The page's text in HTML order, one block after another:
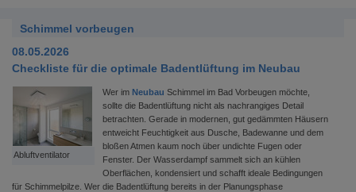
Schimmel vorbeugen
08.05.2026
Checkliste für die optimale Badentlüftung im Neubau
Abluftventilator
Wer im Neubau Schimmel im Bad Vorbeugen möchte,
sollte die Badentlüftung nicht als nachrangiges Detail
betrachten. Gerade in modernen, gut gedämmten Häusern
entweicht Feuchtigkeit aus Dusche, Badewanne und dem
bloßen Atmen kaum noch über undichte Fugen oder
Fenster. Der Wasserdampf sammelt sich an kühlen
Oberflächen, kondensiert und schafft ideale Bedingungen
für Schimmelpilze. Wer die Badentlüftung bereits in der Planungsphase